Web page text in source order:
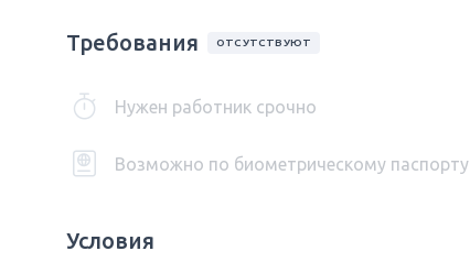
Требования ОТСУТСТВУЮТ
Нужен работник срочно
Возможно по биометрическому паспорту
Условия